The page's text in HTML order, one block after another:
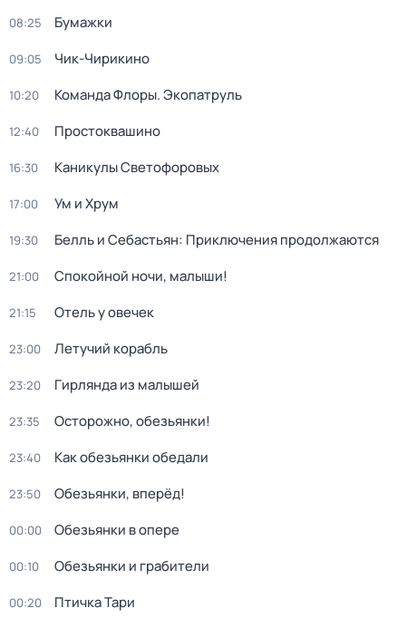
08:25 Бумажки
09:05 Чик-Чирикино
10:20 Команда Флоры. Экопатруль
12:40 Простоквашино
16:30 Каникулы Светофоровых
17:00 Ум и Хрум
19:30 Белль и Себастьян: Приключения продолжаются
21:00 Спокойной ночи, малыши!
21:15 Отель у овечек
23:00 Летучий корабль
23:20 Гирлянда из малышей
23:35 Осторожно, обезьянки!
23:40 Как обезьянки обедали
23:50 Обезьянки, вперёд!
00:00 Обезьянки в опере
00:10 Обезьянки и грабители
00:20 Птичка Тари